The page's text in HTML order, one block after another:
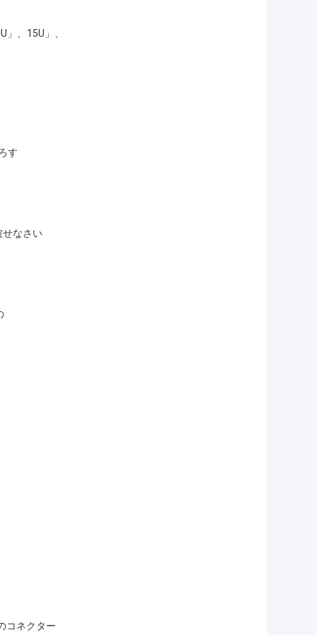
」、15U」、
す
せなさい
コネクター